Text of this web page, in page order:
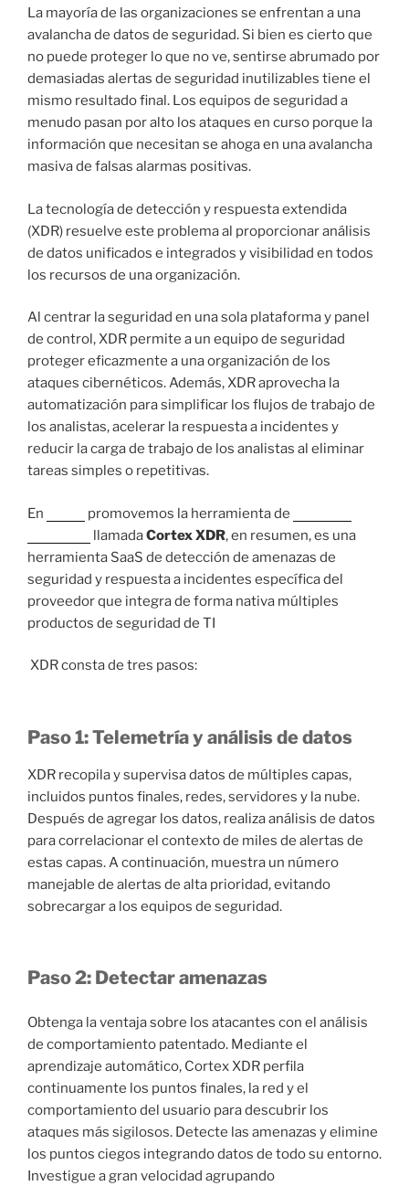
La mayoría de las organizaciones se enfrentan a una
avalancha de datos de seguridad. Si bien es cierto que
no puede proteger lo que no ve, sentirse abrumado por
demasiadas alertas de seguridad inutilizables tiene el
mismo resultado final. Los equipos de seguridad a
menudo pasan por alto los ataques en curso porque la
información que necesitan se ahoga en una avalancha
masiva de falsas alarmas positivas.
La tecnología de detección y respuesta extendida
(XDR) resuelve este problema al proporcionar análisis
de datos unificados e integrados y visibilidad en todos
los recursos de una organización.
Al centrar la seguridad en una sola plataforma y panel
de control, XDR permite a un equipo de seguridad
proteger eficazmente a una organización de los
ataques cibernéticos. Además, XDR aprovecha la
automatización para simplificar los flujos de trabajo de
los analistas, acelerar la respuesta a incidentes y
reducir la carga de trabajo de los analistas al eliminar
tareas simples o repetitivas.
En promovemos la herramienta de
llamadaCortex XDR, en resumen, es una
herramienta SaaS de detección de amenazas de
seguridad y respuesta a incidentes específica del
proveedor que integra de forma nativa múltiples
productos de seguridad de TI
XDR consta de tres pasos:
Paso 1: Telemetría y análisis de datos
XDR recopila y supervisa datos de múltiples capas,
incluidos puntos finales, redes, servidores y la nube.
Después de agregar los datos, realiza análisis de datos
para correlacionar el contexto de miles de alertas de
estas capas. A continuación, muestra un número
manejable de alertas de alta prioridad, evitando
sobrecargar a los equipos de seguridad.
Paso 2: Detectar amenazas
Obtenga la ventaja sobre los atacantes con el análisis
de comportamiento patentado. Mediante el
aprendizaje automático, Cortex XDR perfila
continuamente los puntos finales, la red y el
comportamiento del usuario para descubrir los
ataques más sigilosos. Detecte las amenazas y elimine
los puntos ciegos integrando datos de todo su entorno.
Investigue a gran velocidad agrupando